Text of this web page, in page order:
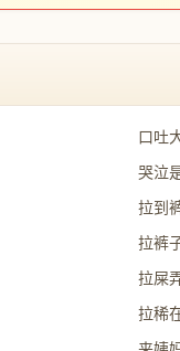
口吐
哭泣
拉到
拉裤
拉屎
拉稀